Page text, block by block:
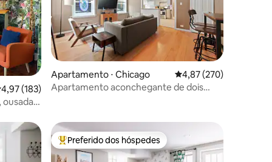
de uma avaliação média de 5, 183 avaliações
4,97 (183)
ousada,
Apartamento ⋅ Chicago 4,87 de uma avaliação
4,87 (270)
Apartamento aconchegante de dois
hóspedes Entre os melhores preferidos dos hóspedes
Preferido dos hóspedes